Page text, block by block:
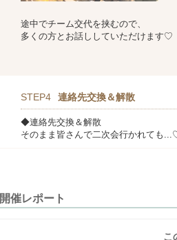
途中でチーム交代を挟むので、
多くの方とお話ししていただけます♡
STEP4 連絡先交換＆解散
◆連絡先交換＆解散
そのまま皆さんで二次会行かれても
開催レポート
こ